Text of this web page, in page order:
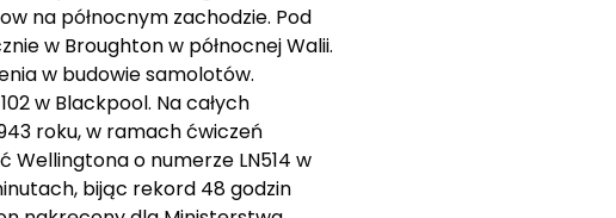
na północnym zachodzie. Pod
w Broughton w północnej Walii.
w budowie samolotów.
w Blackpool. Na całych
roku, w ramach ćwiczeń
o numerze LN514 w
bijąc rekord 48 godzin